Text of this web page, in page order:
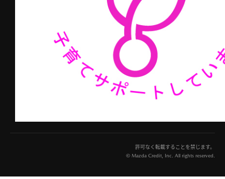
許可なく転載することを禁じます。
© Mazda Credit, Inc. All rights reserved.